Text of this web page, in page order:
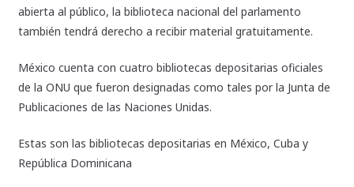
abierta al público, la biblioteca nacional del parlamento
también tendrá derecho a recibir material gratuitamente.
México cuenta con cuatro bibliotecas depositarias oficiales
de la ONU que fueron designadas como tales por la Junta de
Publicaciones de las Naciones Unidas.
Estas son las bibliotecas depositarias en México, Cuba y
República Dominicana